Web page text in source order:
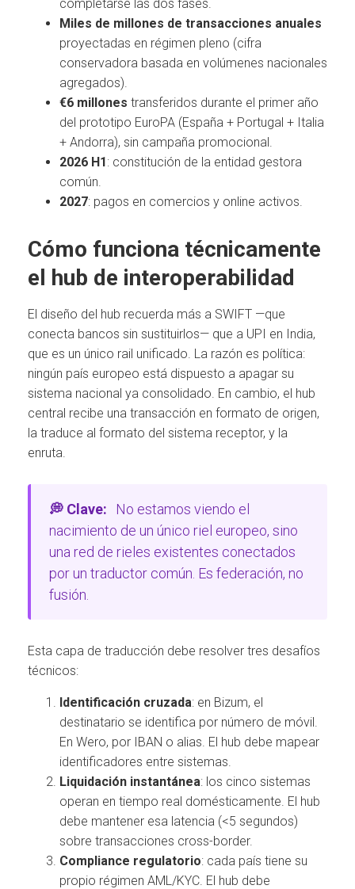
completarse las dos fases.
Miles de millones de transacciones anuales
proyectadas en régimen pleno (cifra
conservadora basada en volúmenes nacionales
agregados).
€6 millones transferidos durante el primer año
del prototipo EuroPA (España + Portugal + Italia
+ Andorra), sin campaña promocional.
2026 H1: constitución de la entidad gestora
común.
2027: pagos en comercios y online activos.
Cómo funciona técnicamente
el hub de interoperabilidad
El diseño del hub recuerda más a SWIFT —que
conecta bancos sin sustituirlos— que a UPI en India,
que es un único rail unificado. La razón es política:
ningún país europeo está dispuesto a apagar su
sistema nacional ya consolidado. En cambio, el hub
central recibe una transacción en formato de origen,
la traduce al formato del sistema receptor, y la
enruta.
💭 Clave:
No estamos viendo el
nacimiento de un único riel europeo, sino
una red de rieles existentes conectados
por un traductor común. Es federación, no
fusión.
Esta capa de traducción debe resolver tres desafíos
técnicos:
Identificación cruzada: en Bizum, el
destinatario se identifica por número de móvil.
En Wero, por IBAN o alias. El hub debe mapear
identificadores entre sistemas.
Liquidación instantánea: los cinco sistemas
operan en tiempo real domésticamente. El hub
debe mantener esa latencia (<5 segundos)
sobre transacciones cross-border.
Compliance regulatorio: cada país tiene su
propio régimen AML/KYC. El hub debe